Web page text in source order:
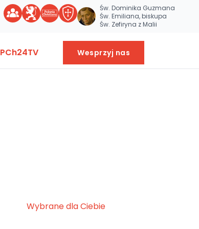
Św. Dominika Guzmana
Św. Emiliana, biskupa
Św. Zefiryna z Malii
PCh24TV Wesprzyj nas
Wybrane dla Ciebie